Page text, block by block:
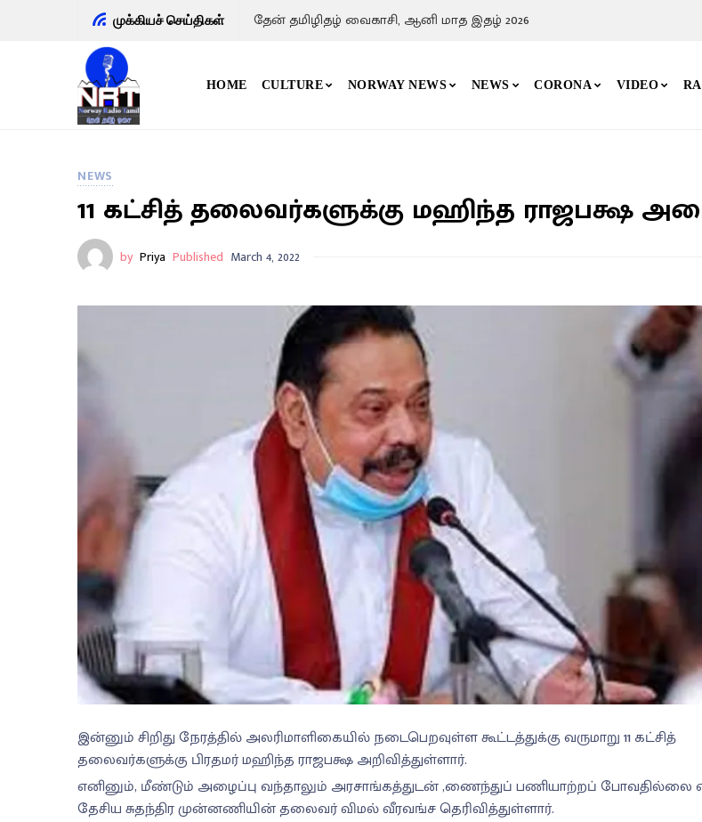
முக்கியச் செய்திகள் தேன் தமிழிதழ் வைகாசி, ஆனி மாத இதழ் 2026
HOME CULTURE NORWAY NEWS NEWS CORONA VIDEO
NEWS
11 கட்சித் தலைவர்களுக்கு மஹிந்த ராஜபக்ஷ
by Priya Published March 4, 2022
இன்னும் சிறிது நேரத்தில் அலரிமாளிகையில் நடைபெறவுள்ள கூட்டத்துக்கு வருமாறு 11 கட்சித்
தலைவர்களுக்கு பிரதமர் மஹிந்த ராஜபக்ஷ அறிவித்துள்ளார்.
எனினும், மீண்டும் அழைப்பு வந்தாலும் அரசாங்கத்துடன் ,ணைந்துப் பணியாற்றப் போவதில்லை
தேசிய சுதந்திர முன்னணியின் தலைவர் விமல் வீரவங்ச தெரிவித்துள்ளார்.